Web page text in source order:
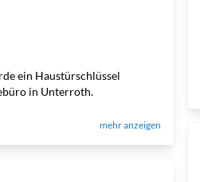
ein Haustürschlüssel
in Unterroth.
mehr anzeigen